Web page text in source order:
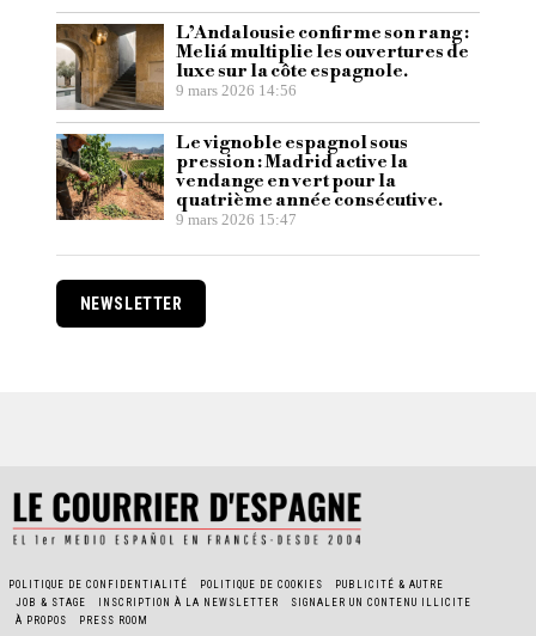
L’Andalousie confirme son rang :
Meliá multiplie les ouvertures de
luxe sur la côte espagnole.
9 mars 2026 14:56
Le vignoble espagnol sous
pression : Madrid active la
vendange en vert pour la
quatrième année consécutive.
9 mars 2026 15:47
NEWSLETTER
POLITIQUE DE CONFIDENTIALITÉ POLITIQUE DE COOKIES
PUBLICITÉ & AUTRE
JOB & STAGE
INSCRIPTION À LA NEWSLETTER
SIGNALER UN CONTENU ILLICITE
À PROPOS
PRESS ROOM